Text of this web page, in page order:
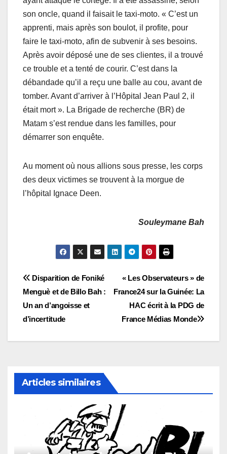
son oncle, quand il faisait le taxi-moto. « C’est un
apprenti, mais après son boulot, il profite, pour
faire le taxi-moto, afin de subvenir à ses besoins.
Après avoir déposé une de ses clientes, il a trouvé
ce trouble et a tenté de courir. C’est dans la
débandade qu’il a reçu une balle au cou, avant de
tomber. Avant d’arriver à l’Hôpital Jean Paul 2, il
était mort ». La Brigade de recherche (BR) de
Matam s’est rendue dans les familles, pour
démarrer son enquête.
Au moment où nous allions sous presse, les corps
des deux victimes se trouvent à la morgue de
l’hôpital Ignace Deen.
Souleymane Bah
Navigation
de
l’article
« Les Observateurs » de
France24 sur la Guinée: La
HAC écrit à la PDG de
France Médias Monde
Disparition de Foniké
Menguè et de Billo Bah :
Un an d’angoisse et
d’incertitude
Articles similaires